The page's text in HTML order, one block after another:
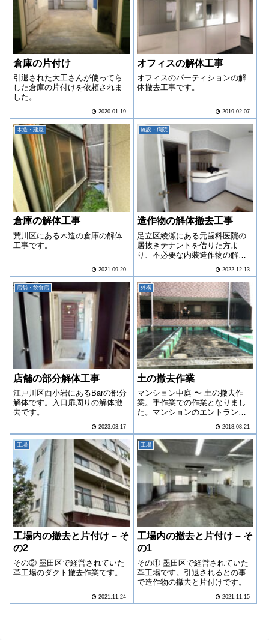
倉庫の片付け
引退された大工さんが使ってら
した倉庫の片付けを依頼されま
した。
2020.01.19
オフィスの解体工事
オフィスのパーティションの解
体撤去工事です。
2019.02.07
木造・建屋
倉庫の解体工事
荒川区にある木造の倉庫の解体
工事です。
2021.09.20
施設・病院
造作物の解体撤去工事
足立区綾瀬にある元歯科医院の
居抜きテナントを借りた方よ
り、不必要な内装造作物の解体
2022.12.13
店舗・飲食店
店舗の部分解体工事
江戸川区西小岩にあるBarの部分
解体です。入口扉周りの解体撤
去です。
2023.03.17
外構
土の撤去作業
マンション中庭 〜 土の撤去作
業。手作業での作業となりまし
た。マンションのエントランス
事として中庭部分の土の撤去作
業を行いました。
2018.08.21
工場
工場内の撤去と片付け – そ
の2
その② 墨田区で経営されていた
革工場のダクト撤去作業です。
2021.11.24
工場
工場内の撤去と片付け – そ
の1
その① 墨田区で経営されていた
革工場です。引退されるとの事
で造作物の撤去と片付けです。
2021.11.15